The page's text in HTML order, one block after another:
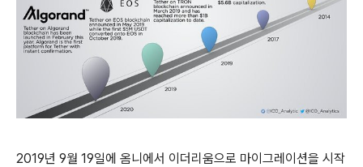
2019년 9월 19일에 옴니에서 이더리움으로 마이그레이션을 시작